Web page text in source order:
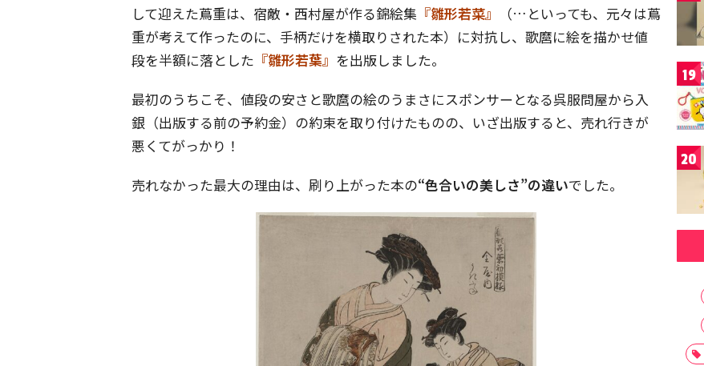
して迎えた蔦重は、宿敵・西村屋が作る錦絵集 『雛形若菜』
（…といっても、元々は蔦
重が考えて作ったのに、手柄だけを横取りされた本）に対抗し、歌麿に絵を描かせ値
段を半額に落とした 『雛形若葉』 を出版しました。
最初のうちこそ、値段の安さと歌麿の絵のうまさにスポンサーとなる呉服問屋から入
銀（出版する前の予約金）の約束を取り付けたものの、いざ出版すると、売れ行きが
悪くてがっかり！
売れなかった最大の理由は、刷り上がった本の“色合いの美しさ”の違いでした。
19
20